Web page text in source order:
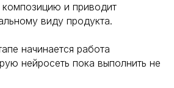
композицию и приводит
виду продукта.
начинается работа
нейросеть пока выполнить не